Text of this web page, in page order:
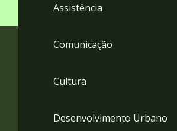
Assistência
Comunicação
Cultura
Desenvolvimento Urbano